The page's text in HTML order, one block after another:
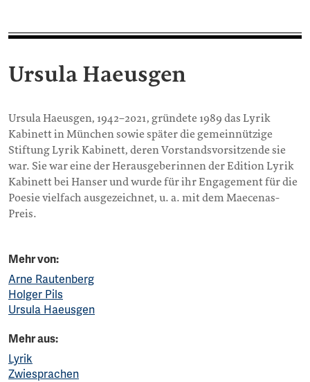
Ursula Haeusgen
Ursula Haeusgen, 1942–2021, gründete 1989 das Lyrik
Kabinett in München sowie später die gemeinnützige
Stiftung Lyrik Kabinett, deren Vorstandsvorsitzende sie
war. Sie war eine der Herausgeberinnen der Edition Lyrik
Kabinett bei Hanser und wurde für ihr Engagement für die
Poesie vielfach ausgezeichnet, u. a. mit dem Maecenas-
Preis.
Mehr von:
Arne Rautenberg
Holger Pils
Ursula Haeusgen
Mehr aus:
Lyrik
Zwiesprachen